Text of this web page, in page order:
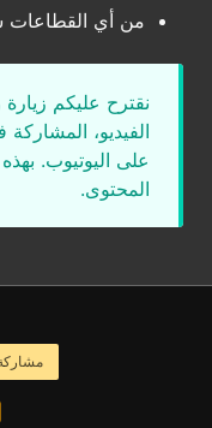
من أي القطاعات
نقترح عليكم
الفيديو،
على اليوتيوب.
المحتوى.